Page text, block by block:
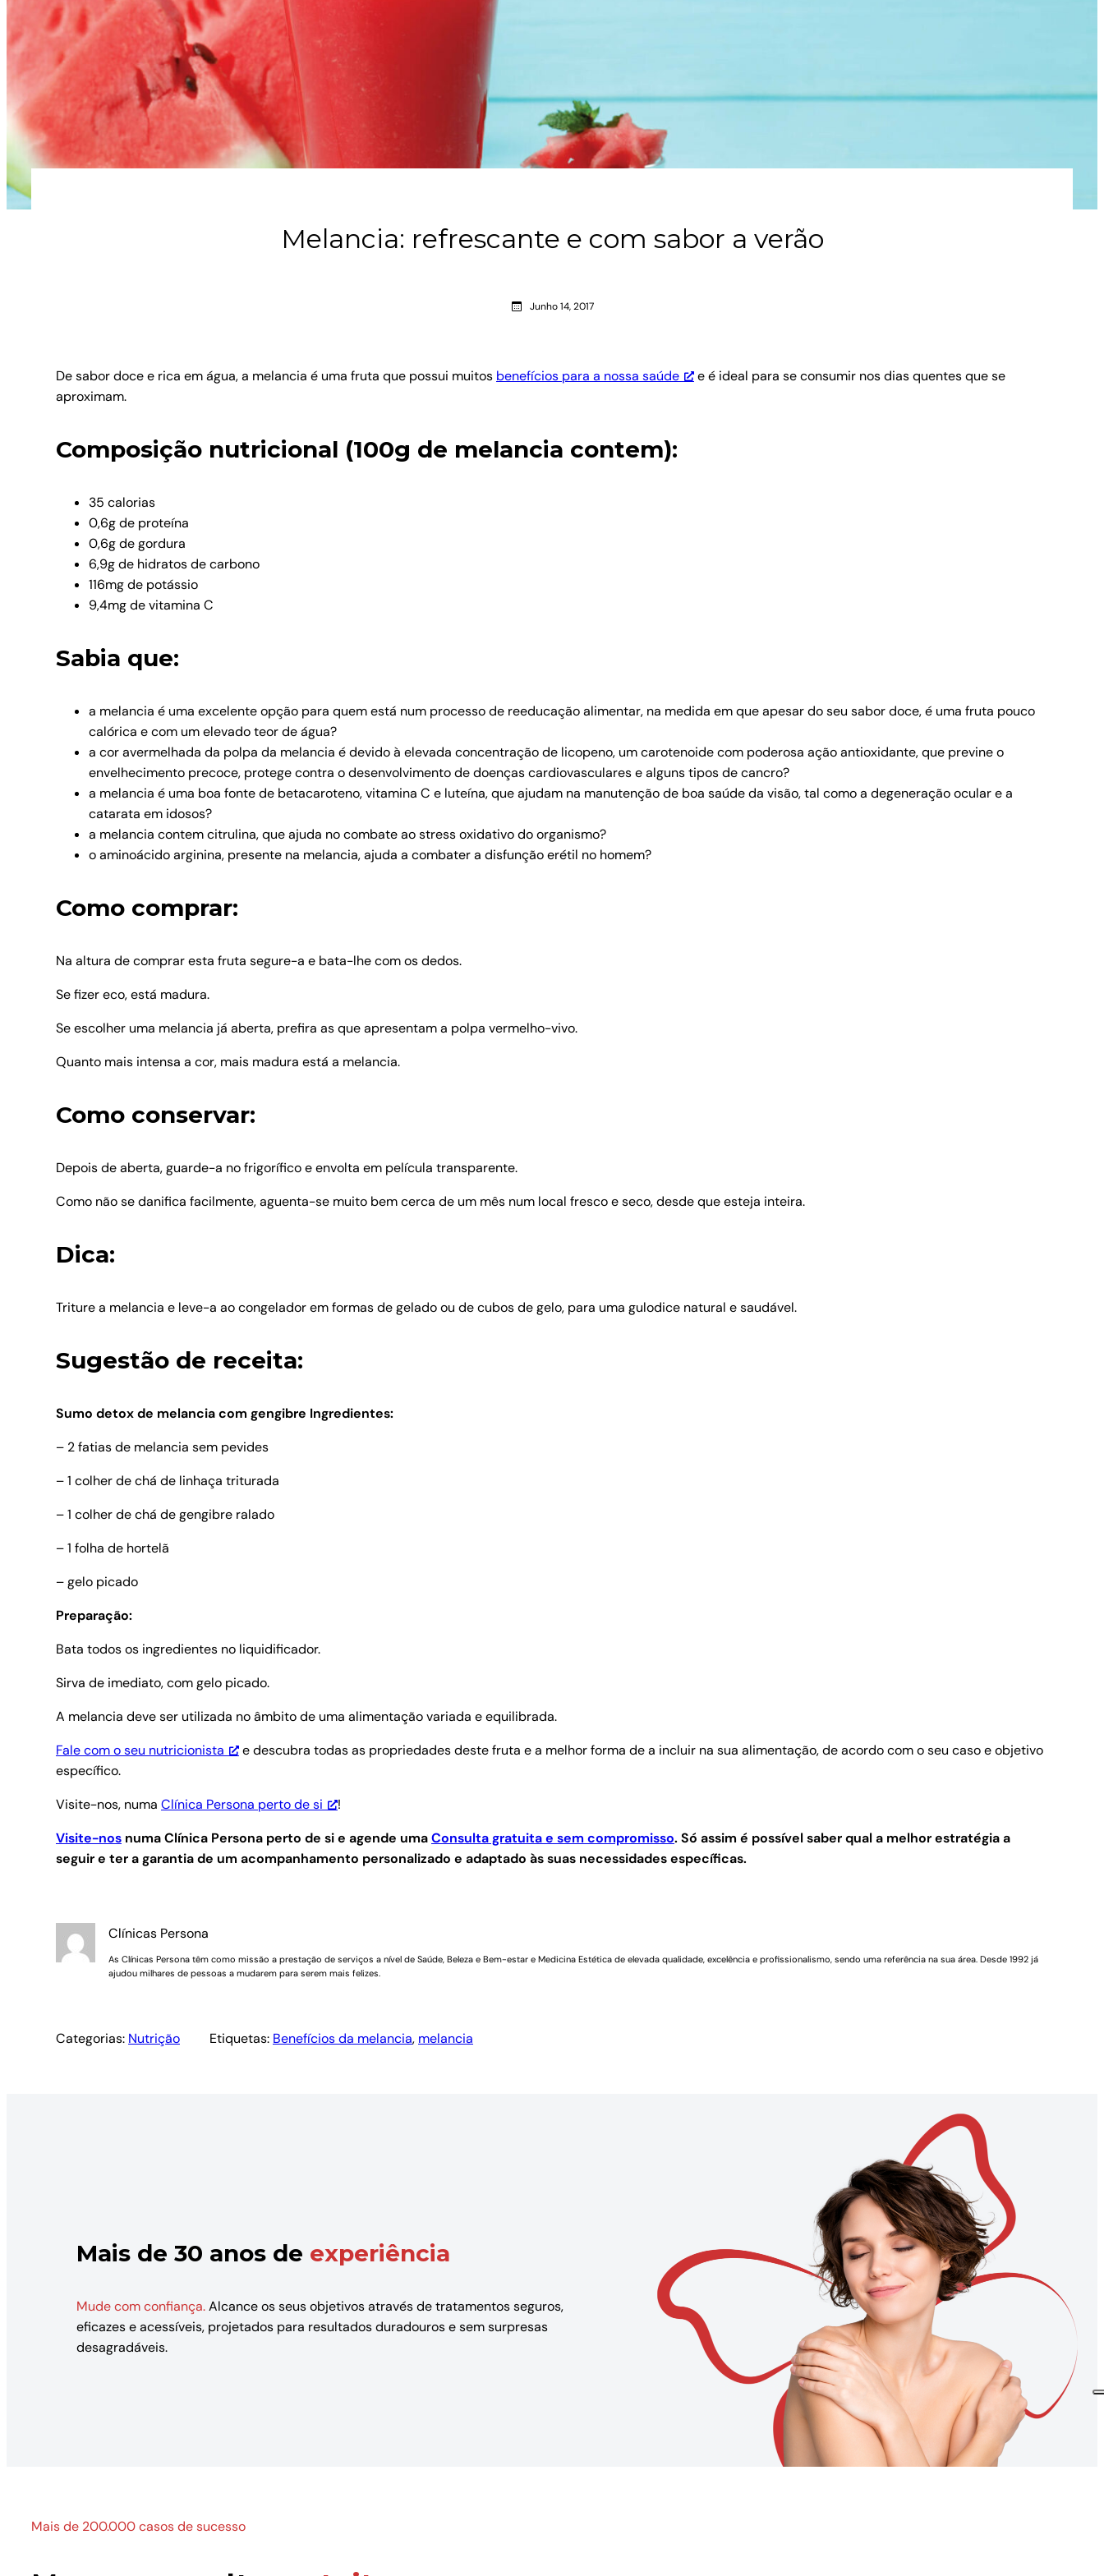
Melancia: refrescante e com sabor a verão
Junho 14, 2017
De sabor doce e rica em água, a melancia é uma fruta que possui muitos benefícios para a nossa saúde
e é ideal para se consumir nos dias quentes que se
aproximam.
Composição nutricional (100g de melancia contem):
35 calorias
0,6g de proteína
0,6g de gordura
6,9g de hidratos de carbono
116mg de potássio
9,4mg de vitamina C
Sabia que:
a melancia é uma excelente opção para quem está num processo de reeducação alimentar, na medida em que apesar do seu sabor doce, é uma fruta pouco
calórica e com um elevado teor de água?
a cor avermelhada da polpa da melancia é devido à elevada concentração de licopeno, um carotenoide com poderosa ação antioxidante, que previne o
envelhecimento precoce, protege contra o desenvolvimento de doenças cardiovasculares e alguns tipos de cancro?
a melancia é uma boa fonte de betacaroteno, vitamina C e luteína, que ajudam na manutenção de boa saúde da visão, tal como a degeneração ocular e a
catarata em idosos?
a melancia contem citrulina, que ajuda no combate ao stress oxidativo do organismo?
o aminoácido arginina, presente na melancia, ajuda a combater a disfunção erétil no homem?
Como comprar:
Na altura de comprar esta fruta segure-a e bata-lhe com os dedos.
Se fizer eco, está madura.
Se escolher uma melancia já aberta, prefira as que apresentam a polpa vermelho-vivo.
Quanto mais intensa a cor, mais madura está a melancia.
Como conservar:
Depois de aberta, guarde-a no frigorífico e envolta em película transparente.
Como não se danifica facilmente, aguenta-se muito bem cerca de um mês num local fresco e seco, desde que esteja inteira.
Dica:
Triture a melancia e leve-a ao congelador em formas de gelado ou de cubos de gelo, para uma gulodice natural e saudável.
Sugestão de receita:
Sumo detox de melancia com gengibre Ingredientes:
– 2 fatias de melancia sem pevides
– 1 colher de chá de linhaça triturada
– 1 colher de chá de gengibre ralado
– 1 folha de hortelã
– gelo picado
Preparação:
Bata todos os ingredientes no liquidificador.
Sirva de imediato, com gelo picado.
A melancia deve ser utilizada no âmbito de uma alimentação variada e equilibrada.
Fale com o seu nutricionista
e descubra todas as propriedades deste fruta e a melhor forma de a incluir na sua alimentação, de acordo com o seu caso e objetivo
específico.
Visite-nos, numa Clínica Persona perto de si
!
Visite-nos numa Clínica Persona perto de si e agende umaConsulta gratuita e sem compromisso.Só assim é possível saber qual a melhor estratégia a
seguir e ter a garantia de um acompanhamento personalizado e adaptado às suas necessidades específicas.
Clínicas Persona
As Clínicas Persona têm como missão a prestação de serviços a nível de Saúde, Beleza e Bem-estar e Medicina Estética de elevada qualidade, excelência e profissionalismo, sendo uma referência na sua área. Desde 1992 já
ajudou milhares de pessoas a mudarem para serem mais felizes.
Categorias: Nutrição Etiquetas: Benefícios da melancia, melancia
Mais de 30 anos de experiência
Mude com confiança.Alcance os seus objetivos através de tratamentos seguros,
eficazes e acessíveis, projetados para resultados duradouros e sem surpresas
desagradáveis.
Mais de 200.000 casos de sucesso